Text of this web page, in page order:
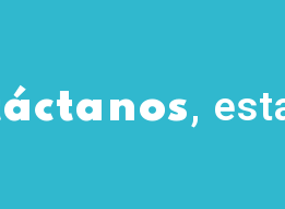
,